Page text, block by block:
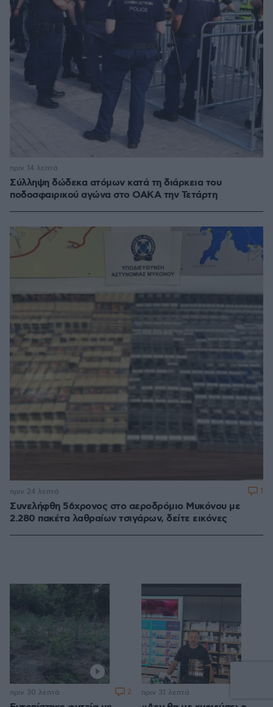
Σύλληψη δώδεκα ατόμων κατά τη διάρκεια του
ποδοσφαιρικού αγώνα στο ΟΑΚΑ την Τετάρτη
πριν 14 λεπτά
Συνελήφθη 56χρονος στο αεροδρόμιο Μυκόνου με
2.280 πακέτα λαθραίων τσιγάρων, δείτε εικόνες
πριν 24 λεπτά 1
πριν 30 λεπτά 2 πριν 31 λεπτά